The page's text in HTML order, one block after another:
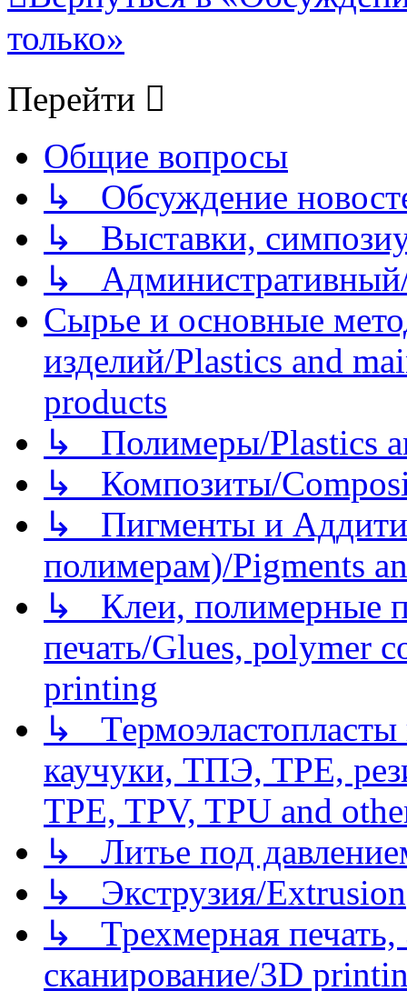
только»
Перейти
Общие вопросы
↳ Обсуждение
↳ Выставки,
↳
Сырье и основные
изделий/Plastics and
products
↳ Полимеры/Plastics
↳ Композиты/
↳ Пигменты и
полимерам)/Pigments
↳ Клеи, полимерные
печать/Glues, polymer
printing
↳
каучуки, ТПЭ, TPE,
TPE, TPV, TPU and
↳ Литье под
↳ Экструзия/Extrusion
↳ Трехмерная
сканирование/3D